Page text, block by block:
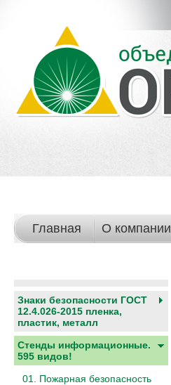
Главная О компании
Знаки безопасности ГОСТ
12.4.026-2015 пленка,
пластик, металл
Стенды информационные.
595 видов!
01. Пожарная безопасность